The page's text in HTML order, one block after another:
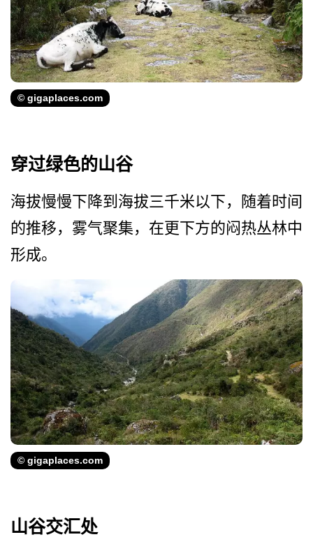
© gigaplaces.com
穿过绿色的山谷
海拔慢慢下降到海拔三千米以­下，随着时间
的推移，雾气聚集，在更下方的闷热丛林­中
形成。
© gigaplaces.com
山谷交汇处